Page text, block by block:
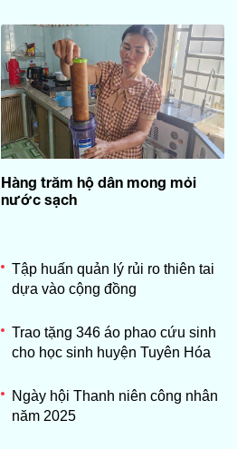
Hàng trăm hộ dân mong mỏi
nước sạch
Tập huấn quản lý rủi ro thiên tai
dựa vào cộng đồng
Trao tặng 346 áo phao cứu sinh
cho học sinh huyện Tuyên Hóa
Ngày hội Thanh niên công nhân
năm 2025